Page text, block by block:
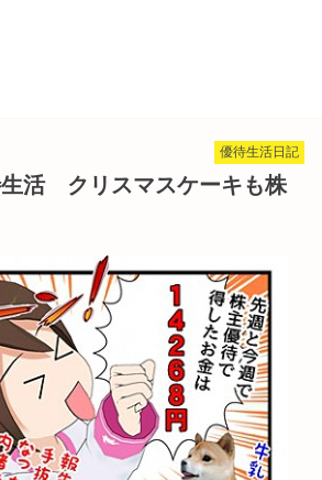
優待生活日記
生活 クリスマスケーキも株